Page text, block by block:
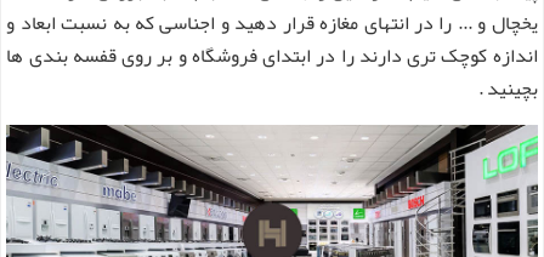
یخچال و ... را در انتهای مغازه قرار دهید و اجناسی که به نسبت ابعاد و
اندازه کوچک تری دارند را در ابتدای فروشگاه و بر روی قفسه بندی ها
بچینید .